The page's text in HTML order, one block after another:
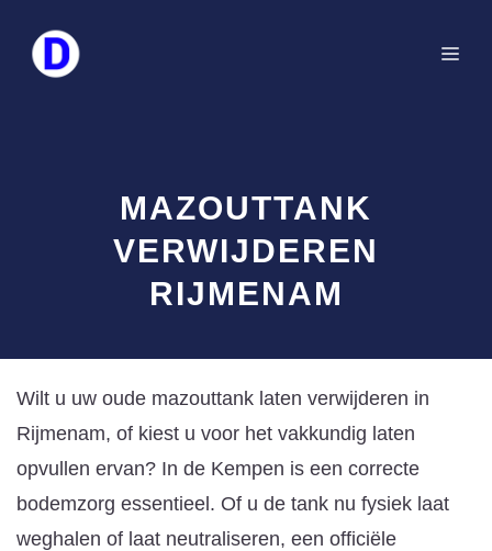
naar
MAZOUTTANK
VERWIJDEREN
RIJMENAM
Wilt u uw oude mazouttank laten verwijderen in
Rijmenam, of kiest u voor het vakkundig laten
opvullen ervan? In de Kempen is een correcte
bodemzorg essentieel. Of u de tank nu fysiek laat
weghalen of laat neutraliseren, een officiële